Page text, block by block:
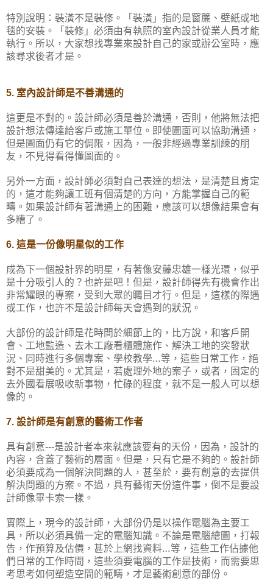
特別說明：裝潢不是裝修。「裝潢」指的是窗簾、壁紙或地
毯的安裝。「裝修」必須由有執照的室內設計從業人員才能
執行。所以，大家想找專業來設計自己的家或辦公室時，應
該尋求後者才是。
5. 室內設計師是不善溝通的
這更是不對的。設計師必須是善於溝通，否則，他將無法把
設計想法傳達給客戶或施工單位。即使圖面可以協助溝通，
但是圖面仍有它的侷限，因為，一般非經過專業訓練的朋
友，不見得看得懂圖面的。
另外一方面，設計師必須對自己表達的想法，是清楚且肯定
的，這才能夠讓工班有個清楚的方向，方能掌握自己的範
疇。如果設計師有著溝通上的困難，應該可以想像結果會有
多糟了。
6. 這是一份像明星似的工作
成為下一個設計界的明星，有著像安藤忠雄一樣光環，似乎
是十分吸引人的？也許是吧！但是，設計師得先有機會作出
非常耀眼的專案，受到大眾的矚目才行。但是，這樣的際遇
或工作，也許不是設計師每天會遇到的狀況。
大部份的設計師是花時間於細節上的，比方說，和客戶開
會、工地監造、去木工廠看櫃體施作、解決工地的突發狀
況、同時進行多個專案、學校教學…等，這些日常工作，絕
對不是甜美的。尤其是，若處理外地的案子，或者，固定的
去外國看展吸收新事物，忙碌的程度，就不是一般人可以想
像的。
7. 設計師是有創意的藝術工作者
具有創意---是設計者本來就應該要有的天份，因為，設計的
內容，含蓋了藝術的層面。但是，只有它是不夠的。設計師
必須要成為一個解決問題的人，甚至於，要有創意的去提供
解決問題的方案。不過，具有藝術天份這件事，倒不是要設
計師像畢卡索一樣。
實際上，現今的設計師，大部份仍是以操作電腦為主要工
具，所以必須具備一定的電腦知識。不論是電腦繪圖，打報
告，作預算及估價，甚於上網找資料…等，這些工作佔據他
們日常的工作時間，這些須要電腦的工作是技術，而需要思
考思考如何塑造空間的範疇，才是藝術創意的部份。